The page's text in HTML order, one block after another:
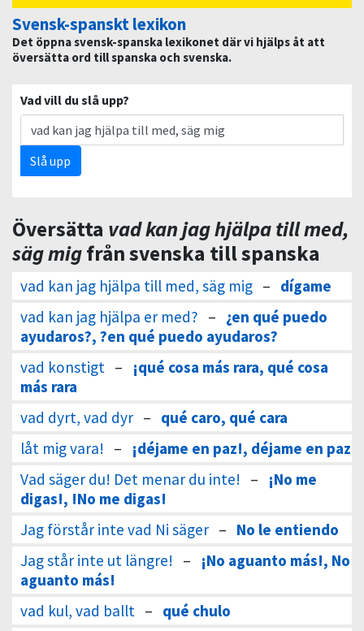
Svensk-spanskt lexikon
Det öppna svensk-spanska lexikonet där vi hjälps åt att
översätta ord till spanska och svenska.
Vad vill du slå upp?
Slå upp
Översätta vad kan jag hjälpa till med,
säg migfrån svenska till spanska
vad kan jag hjälpa till med, säg mig – dígame
vad kan jag hjälpa er med? – ¿en qué puedo
ayudaros?, ?en qué puedo ayudaros?
vad konstigt –
¡qué cosa más rara, qué cosa
más rara
vad dyrt, vad dyr – qué caro, qué cara
låt mig vara! –
¡déjame en paz!, déjame en paz
Vad säger du! Det menar du inte! –
¡No me
digas!, !No me digas!
Jag förstår inte vad Ni säger – No le entiendo
Jag står inte ut längre! –
¡No aguanto más!, No
aguanto más!
vad kul, vad ballt – qué chulo